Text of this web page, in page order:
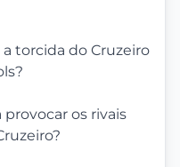
torcida do Cruzeiro
provocar os rivais